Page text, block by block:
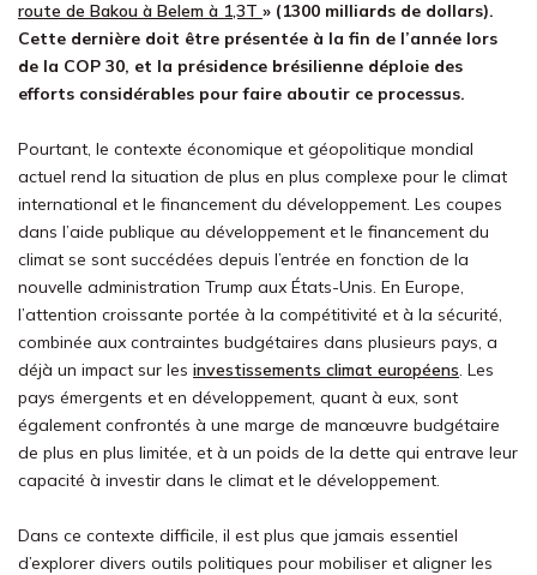
route de Bakou à Belem à 1,3T » (1300 milliards de dollars).
Cette dernière doit être présentée à la fin de l’année lors
de la COP 30, et la présidence brésilienne déploie des
efforts considérables pour faire aboutir ce processus.
Pourtant, le contexte économique et géopolitique mondial
actuel rend la situation de plus en plus complexe pour le climat
international et le financement du développement. Les coupes
dans l’aide publique au développement et le financement du
climat se sont succédées depuis l’entrée en fonction de la
nouvelle administration Trump aux États-Unis. En Europe,
l’attention croissante portée à la compétitivité et à la sécurité,
combinée aux contraintes budgétaires dans plusieurs pays, a
déjà un impact sur les investissements climat européens. Les
pays émergents et en développement, quant à eux, sont
également confrontés à une marge de manœuvre budgétaire
de plus en plus limitée, et à un poids de la dette qui entrave leur
capacité à investir dans le climat et le développement.
Dans ce contexte difficile, il est plus que jamais essentiel
d’explorer divers outils politiques pour mobiliser et aligner les